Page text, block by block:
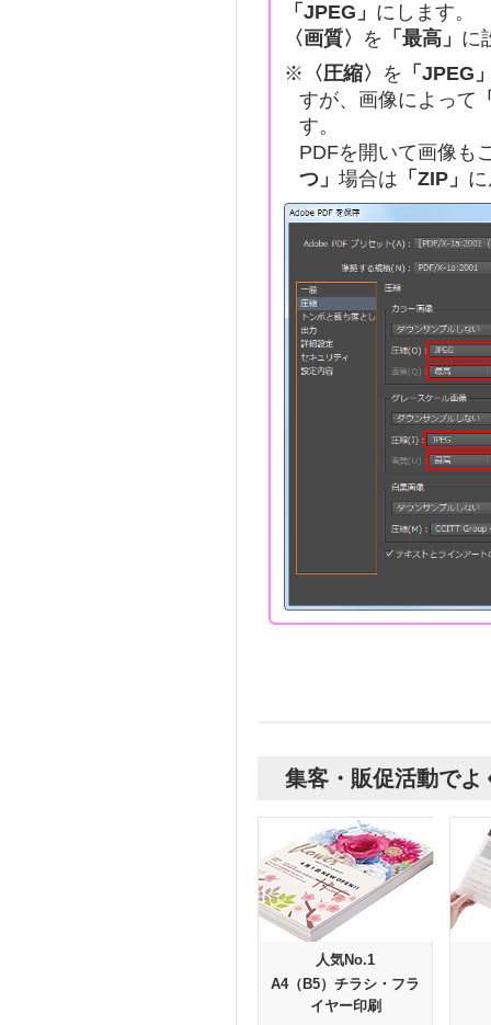
「JPEG」 にします。
〈画質〉 を 「最高」 に
※ 〈圧縮〉 を 「JPEG
すが、画像によって
す。
PDFを開いて画像も
つ」 場合は 「ZIP」
集客・販促活動でよ
人気No.1
A4（B5）チラシ・フラ
イヤー印刷